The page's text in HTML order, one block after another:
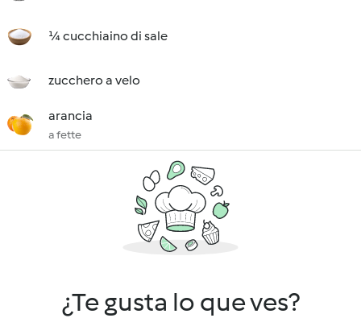
¼ cucchiaino di sale
zucchero a velo
arancia
a fette
¿Te gusta lo que ves?